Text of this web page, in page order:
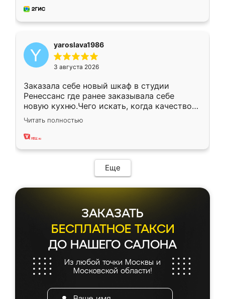
мебель за качественную работу!
yaroslava1986
3 августа 2026
Заказала себе новый шкаф в студии
Ренессанс где ранее заказывала себе
новую кухню.Чего искать, когда качеством
вполне довольна. Служит кухня уже почти
два года, нареканий нет.
Читать полностью
Еще
ЗАКАЗАТЬ
БЕСПЛАТНОЕ ТАКСИ
ДО НАШЕГО САЛОНА
Из любой точки Москвы и
Московской области!